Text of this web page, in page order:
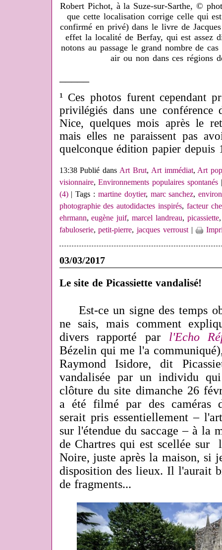
Robert Pichot, à la Suze-sur-Sarthe, ©
que cette localisation corrige celle qui
confirmé en privé) dans le livre de
effet la localité de Berfay, qui est assez
notons au passage le grand nombre de
air ou non dans ces régions
¹Ces photos furent cependant
privilégiés dans une conférence
Nice, quelques mois après le
mais elles ne paraissent pas
quelconque édition papier depuis
13:38 Publié dansArt Brut, Art immédiat,Art
visionnaire,Environnements populaires spontanés
(4)| Tags : martine doytier, marc sanchez,
photographie des autodidactes inspirés, facteur
ehrmann,eugène juif,marcel landreau, picassiette
fabuloserie,petit-pierre,jacques verroust|
03/03/2017
Le site de Picassiette vandalisé!
Est-ce un signe des temps
ne sais, mais comment
divers rapporté par l'Echo
Bézelin qui me l'a
Raymond Isidore, dit
vandalisée par un individu
clôture du site dimanche 26
a été filmé par des caméras
serait pris essentiellement –
sur l'étendue du saccage – à la
de Chartres qui est scellée sur
Noire, juste après la maison, si
disposition des lieux. Il l'aurait
de fragments...